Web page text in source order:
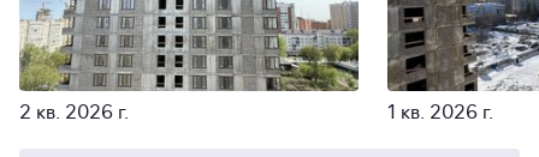
2 кв. 2026 г. 1 кв. 2026 г.